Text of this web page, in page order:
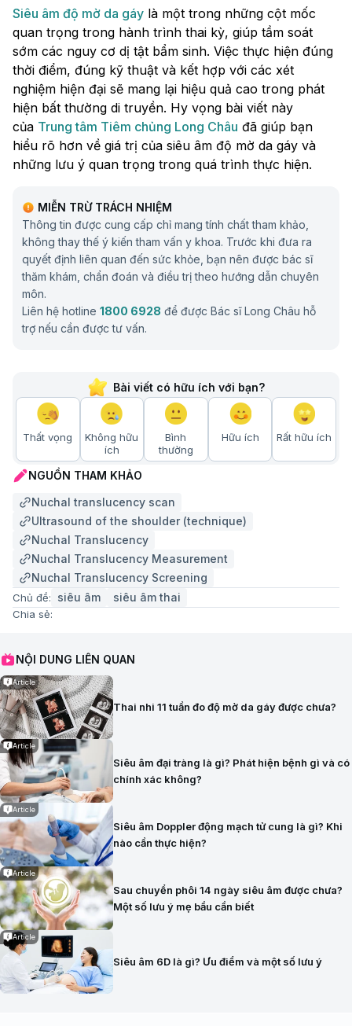
Siêu âm độ mờ da gáy là một trong những cột mốc
quan trọng trong hành trình thai kỳ, giúp tầm soát
sớm các nguy cơ dị tật bẩm sinh. Việc thực hiện đúng
thời điểm, đúng kỹ thuật và kết hợp với các xét
nghiệm hiện đại sẽ mang lại hiệu quả cao trong phát
hiện bất thường di truyền. Hy vọng bài viết này
của Trung tâm Tiêm chủng Long Châu đã giúp bạn
hiểu rõ hơn về giá trị của siêu âm độ mờ da gáy và
những lưu ý quan trọng trong quá trình thực hiện.
MIỄN TRỪ TRÁCH NHIỆM
Thông tin được cung cấp chỉ mang tính chất tham khảo,
không thay thế ý kiến tham vấn y khoa. Trước khi đưa ra
quyết định liên quan đến sức khỏe, bạn nên được bác sĩ
thăm khám, chẩn đoán và điều trị theo hướng dẫn chuyên
môn.
Liên hệ hotline 1800 6928 để được Bác sĩ Long Châu hỗ
trợ nếu cần được tư vấn.
Bài viết có hữu ích với bạn?
Thất vọng
Không hữu
ích
Bình
thường
Hữu ích Rất hữu ích
NGUỒN THAM KHẢO
Nuchal translucency scan
Ultrasound of the shoulder (technique)
Nuchal Translucency
Nuchal Translucency Measurement
Nuchal Translucency Screening
Chủ đề: siêu âm siêu âm thai
Chia sẻ:
NỘI DUNG LIÊN QUAN
Article
Thai nhi 11 tuần đo độ mờ da gáy được chưa?
Article
Siêu âm đại tràng là gì? Phát hiện bệnh gì và có
chính xác không?
Article
Siêu âm Doppler động mạch tử cung là gì? Khi
nào cần thực hiện?
Article
Sau chuyển phôi 14 ngày siêu âm được chưa?
Một số lưu ý mẹ bầu cần biết
Article
Siêu âm 6D là gì? Ưu điểm và một số lưu ý